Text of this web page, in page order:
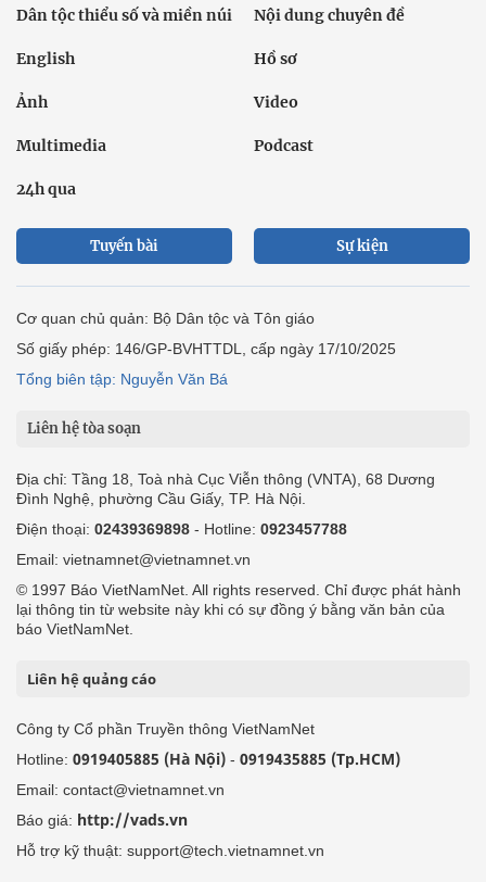
Dân tộc thiểu số và miền núi Nội dung chuyên đề
English Hồ sơ
Ảnh Video
Multimedia Podcast
24h qua
Tuyến bài Sự kiện
Cơ quan chủ quản: Bộ Dân tộc và Tôn giáo
Số giấy phép: 146/GP-BVHTTDL, cấp ngày 17/10/2025
Tổng biên tập: Nguyễn Văn Bá
Liên hệ tòa soạn
Địa chỉ: Tầng 18, Toà nhà Cục Viễn thông (VNTA), 68 Dương
Đình Nghệ, phường Cầu Giấy, TP. Hà Nội.
Điện thoại: 02439369898 - Hotline: 0923457788
Email: vietnamnet@vietnamnet.vn
© 1997 Báo VietNamNet. All rights reserved. Chỉ được phát hành
lại thông tin từ website này khi có sự đồng ý bằng văn bản của
báo VietNamNet.
Liên hệ quảng cáo
Công ty Cổ phần Truyền thông VietNamNet
Hotline: 0919405885 (Hà Nội) - 0919435885 (Tp.HCM)
Email: contact@vietnamnet.vn
Báo giá: http://vads.vn
Hỗ trợ kỹ thuật: support@tech.vietnamnet.vn